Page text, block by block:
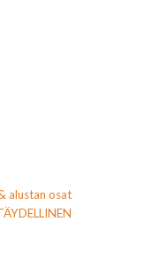
alustan osat